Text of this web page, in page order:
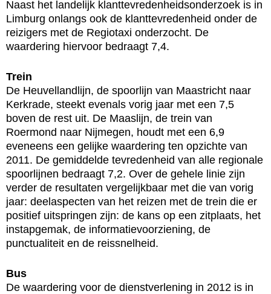
Naast het landelijk klanttevredenheidsonderzoek is in
Limburg onlangs ook de klanttevredenheid onder de
reizigers met de Regiotaxi onderzocht. De
waardering hiervoor bedraagt 7,4.
Trein
De Heuvellandlijn, de spoorlijn van Maastricht naar
Kerkrade, steekt evenals vorig jaar met een 7,5
boven de rest uit. De Maaslijn, de trein van
Roermond naar Nijmegen, houdt met een 6,9
eveneens een gelijke waardering ten opzichte van
2011. De gemiddelde tevredenheid van alle regionale
spoorlijnen bedraagt 7,2. Over de gehele linie zijn
verder de resultaten vergelijkbaar met die van vorig
jaar: deelaspecten van het reizen met de trein die er
positief uitspringen zijn: de kans op een zitplaats, het
instapgemak, de informatievoorziening, de
punctualiteit en de reissnelheid.
Bus
De waardering voor de dienstverlening in 2012 is in